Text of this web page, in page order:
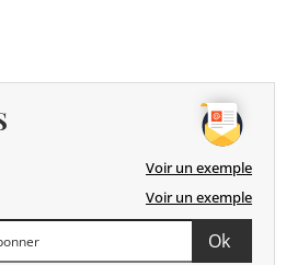
Voir un exemple
Voir un exemple